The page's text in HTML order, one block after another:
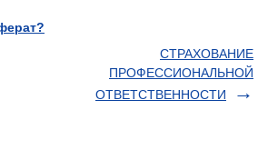
СТРАХОВАНИЕ
ПРОФЕССИОНАЛЬНОЙ
ОТВЕТСТВЕННОСТИ